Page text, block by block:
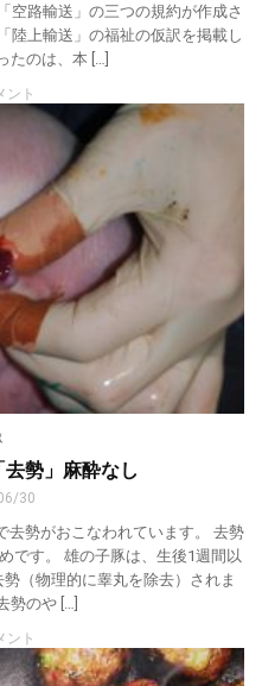
空路輸送」の三つの規約が作成さ
陸上輸送」の福祉の仮訳を掲載し
たのは、本 […]
ント
勢」麻酔なし
30
去勢がおこなわれています。 去勢
です。 雄の子豚は、生後1週間以
（物理的に睾丸を除去）されま
勢のや […]
ント